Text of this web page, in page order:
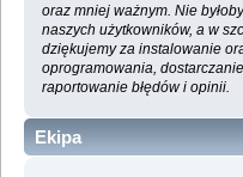
oraz mniej ważnym. Nie
naszych użytkowników, a w
dziękujemy za instalowanie
oprogramowania,
raportowanie błędów i opinii.
Ekipa